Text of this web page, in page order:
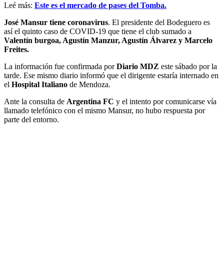
Leé más: Este es el mercado de pases del Tomba.
José Mansur tiene coronavirus. El presidente del Bodeguero es
así el quinto caso de COVID-19 que tiene el club sumado a
Valentín burgoa, Agustín Manzur, Agustín Álvarez y Marcelo
Freites.
La información fue confirmada porDiario MDZ este sábado por la
tarde. Ese mismo diario informó que el dirigente estaría internado en
el Hospital Italiano de Mendoza.
Ante la consulta de Argentina FC y el intento por comunicarse vía
llamado telefónico con el mismo Mansur, no hubo respuesta por
parte del entorno.